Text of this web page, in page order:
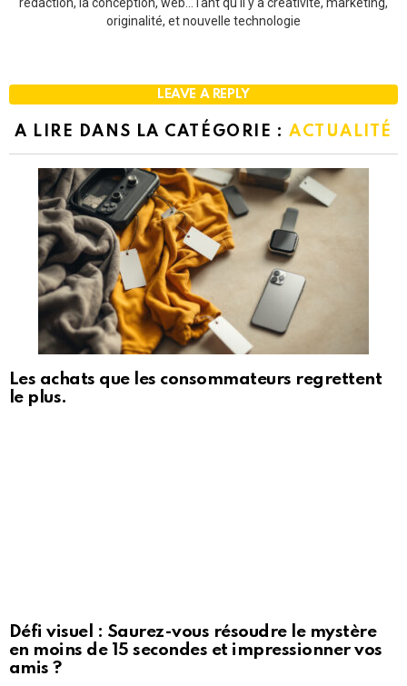
originalité, et nouvelle technologie
LEAVE A REPLY
A LIRE DANS LA CATÉGORIE : ACTUALITÉ
Les achats que les consommateurs regrettent
le plus.
Défi visuel : Saurez-vous résoudre le mystère
en moins de 15 secondes et impressionner vos
amis ?